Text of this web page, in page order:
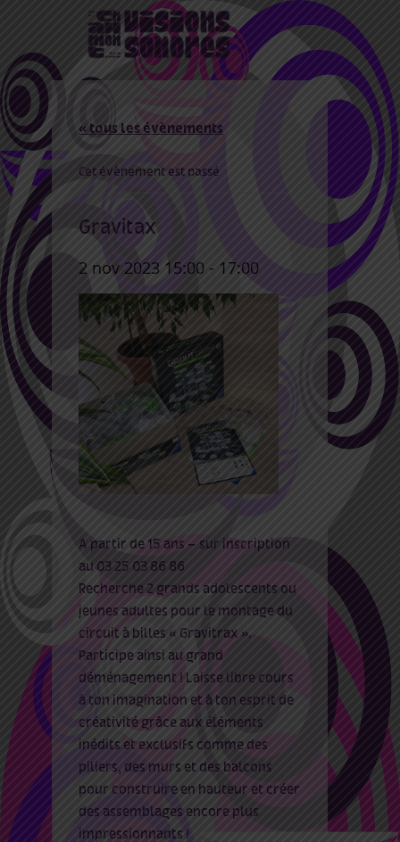
« tous les évènements
Cet évènement est passé
Gravitax
2 nov 2023 15:00 - 17:00
A partir de 15 ans – sur inscription
au 03 25 03 86 86
Recherche 2 grands adolescents ou
jeunes adultes pour le montage du
circuit à billes « Gravitrax ».
Participe ainsi au grand
déménagement ! Laisse libre cours
à ton imagination et à ton esprit de
créativité grâce aux éléments
inédits et exclusifs comme des
piliers, des murs et des balcons
pour construire en hauteur et créer
des assemblages encore plus
impressionnants !